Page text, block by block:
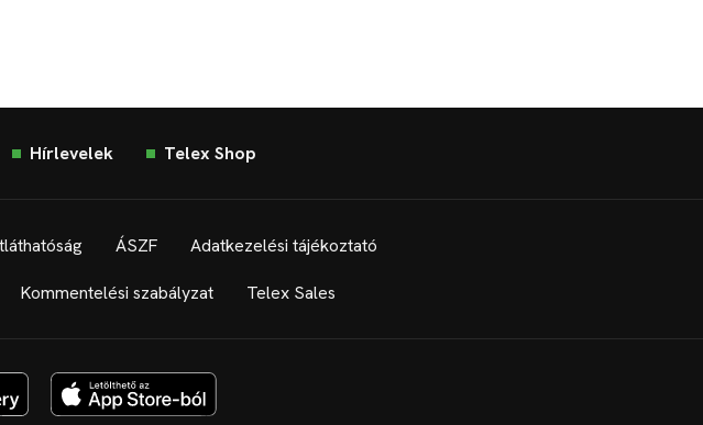
Hírlevelek Telex Shop
ÁSZF Adatkezelési tájékoztató
Kommentelési szabályzat Telex Sales